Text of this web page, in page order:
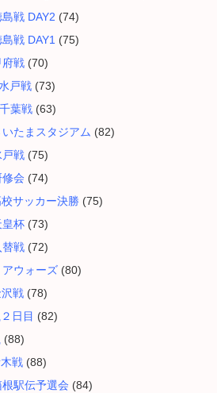
戦 DAY2 (74)
戦 DAY1 (75)
戦 (70)
戸戦 (73)
葉戦 (63)
たまスタジアム (82)
戦 (75)
会 (74)
サッカー決勝 (75)
杯 (73)
戦 (72)
ウォーズ (80)
戦 (78)
日目 (82)
(88)
戦 (88)
駅伝予選会 (84)